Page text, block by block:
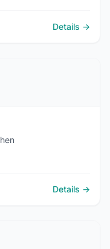
Details →
Details →